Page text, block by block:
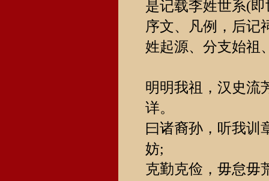
是记载李姓世系(
序文、凡例，后记
姓起源、分支始祖
明明我祖，汉史流
详。
曰诸裔孙，听我训
妨;
克勤克俭，毋怠毋